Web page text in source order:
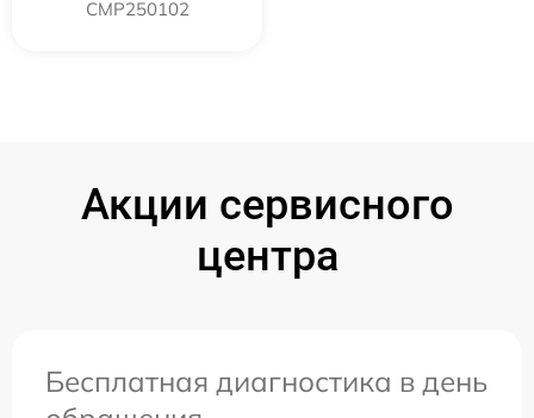
CMP250102
Акции сервисного
центра
Бесплатная диагностика в день